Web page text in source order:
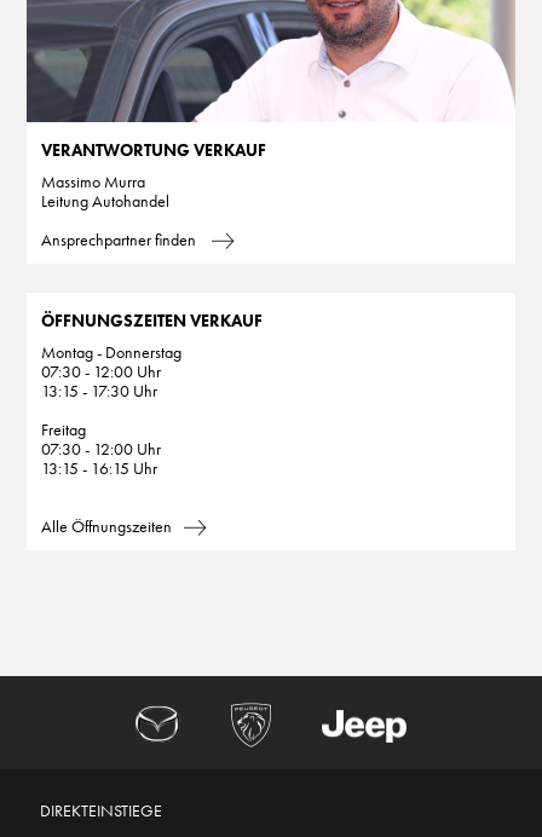
VERANTWORTUNG VERKAUF
Massimo Murra
Leitung Autohandel
Ansprechpartner finden
ÖFFNUNGSZEITEN VERKAUF
Montag - Donnerstag
07:30 - 12:00 Uhr
13:15 - 17:30 Uhr
Freitag
07:30 - 12:00 Uhr
13:15 - 16:15 Uhr
Alle Öffnungszeiten
DIREKTEINSTIEGE